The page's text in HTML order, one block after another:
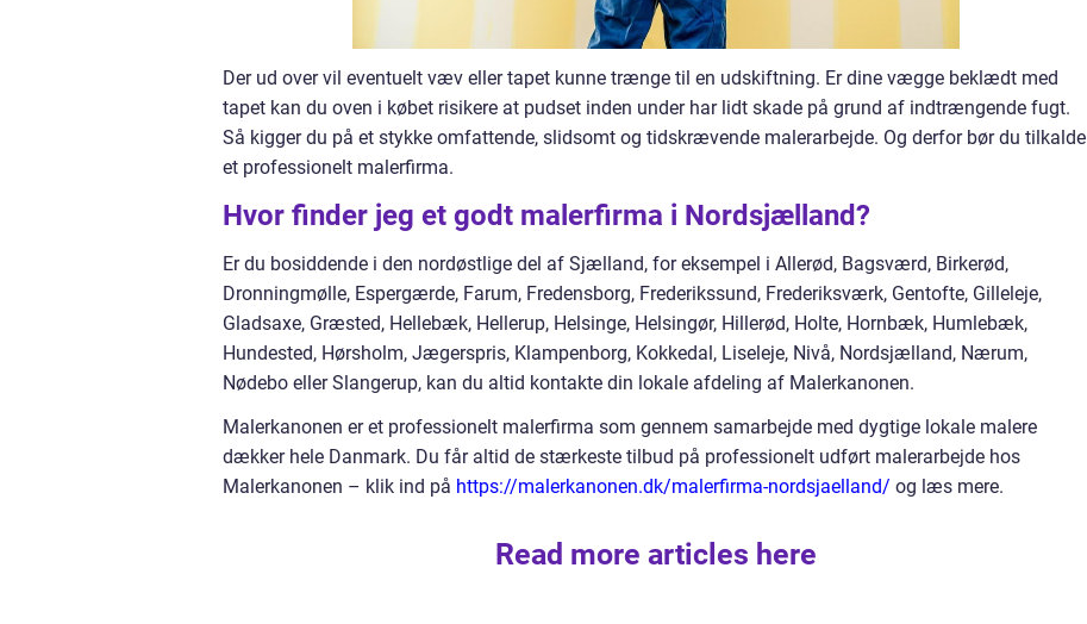
Der ud over vil eventuelt væv eller tapet kunne trænge til en udskiftning. Er dine vægge beklædt med
tapet kan du oven i købet risikere at pudset inden under har lidt skade på grund af indtrængende fugt.
Så kigger du på et stykke omfattende, slidsomt og tidskrævende malerarbejde. Og derfor bør du tilkalde
et professionelt malerfirma.
Hvor finder jeg et godt malerfirma i Nordsjælland?
Er du bosiddende i den nordøstlige del af Sjælland, for eksempel i Allerød, Bagsværd, Birkerød,
Dronningmølle, Espergærde, Farum, Fredensborg, Frederikssund, Frederiksværk, Gentofte, Gilleleje,
Gladsaxe, Græsted, Hellebæk, Hellerup, Helsinge, Helsingør, Hillerød, Holte, Hornbæk, Humlebæk,
Hundested, Hørsholm, Jægerspris, Klampenborg, Kokkedal, Liseleje, Nivå, Nordsjælland, Nærum,
Nødebo eller Slangerup, kan du altid kontakte din lokale afdeling af Malerkanonen.
Malerkanonen er et professionelt malerfirma som gennem samarbejde med dygtige lokale malere
dækker hele Danmark. Du får altid de stærkeste tilbud på professionelt udført malerarbejde hos
Malerkanonen – klik ind på https://malerkanonen.dk/malerfirma-nordsjaelland/ og læs mere.
Read more articles here